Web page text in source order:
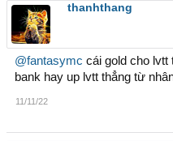
thanhthang
@fantasymc cái gold cho
bank hay up lvtt thẳng từ
11/11/22